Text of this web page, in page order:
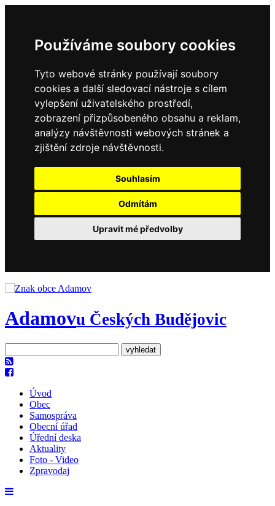
Používáme soubory cookies
Tyto webové stránky používají soubory
cookies a další sledovací nástroje s cílem
vylepšení uživatelského prostředí,
zobrazení přizpůsobeného obsahu a reklam,
analýzy návštěvnosti webových stránek a
zjištění zdroje návštěvnosti.
Souhlasím
Odmítám
Upravit mé předvolby
Adamovu Českých Budějovic
Úvod
Obec
Samospráva
Obecní úřad
Úřední deska
Aktuality
Foto - Video
Zpravodaj